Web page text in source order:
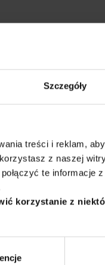
Szczegóły
treści i reklam,
z naszej
te informacje
korzystanie z